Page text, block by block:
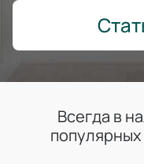
Всегда в